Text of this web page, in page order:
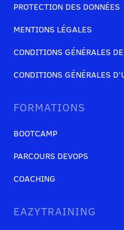
PROTECTION DES DONNÉES
MENTIONS LÉGALES
CONDITIONS GÉNÉRALES
CONDITIONS GÉNÉRALES
FORMATIONS
BOOTCAMP
PARCOURS DEVOPS
COACHING
EAZYTRAINING